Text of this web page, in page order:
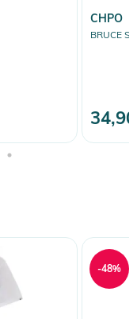
CHPO
BRUCE
-48%